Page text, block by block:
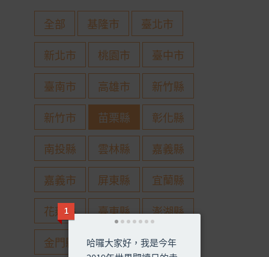
全部 基隆市
臺北市
新北市
桃園市
臺中市
臺南市
高雄市
新竹縣
新竹市
苗栗縣
彰化縣
南投縣
雲林縣
嘉義縣
嘉義市
屏東縣
宜蘭縣
花蓮縣
臺東縣
澎湖縣
金門縣
連江縣